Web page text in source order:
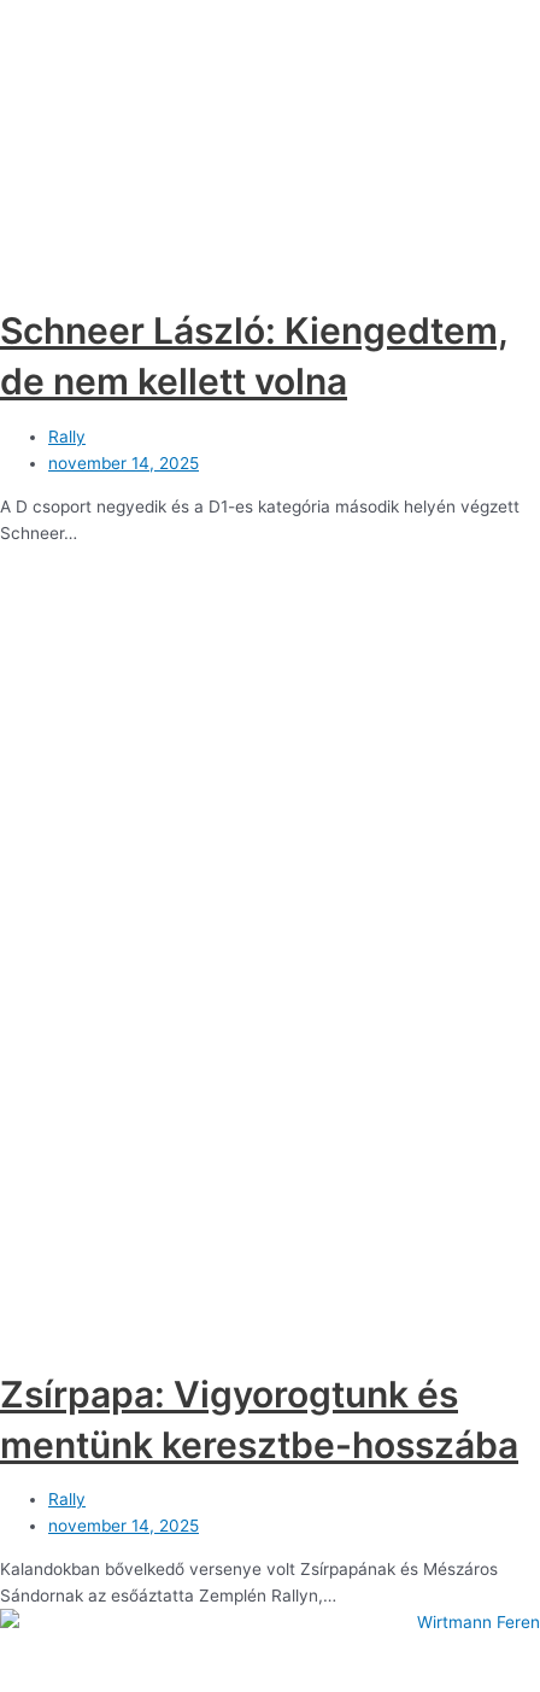
Schneer László: Kiengedtem,
de nem kellett volna
Rally
november 14, 2025
A D csoport negyedik és a D1-es kategória második helyén végzett
Schneer…
Zsírpapa: Vigyorogtunk és
mentünk keresztbe-hosszába
Rally
november 14, 2025
Kalandokban bővelkedő versenye volt Zsírpapának és Mészáros
Sándornak az esőáztatta Zemplén Rallyn,…